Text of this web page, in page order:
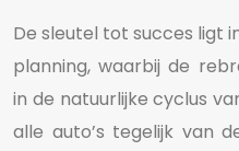
De sleutel tot succes ligt
planning, waarbij de
in de natuurlijke cyclus
alle auto’s tegelijk van